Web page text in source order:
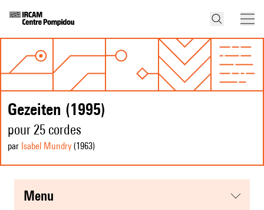
Gezeiten (1995)
pour 25 cordes
par Isabel Mundry (1963)
menu